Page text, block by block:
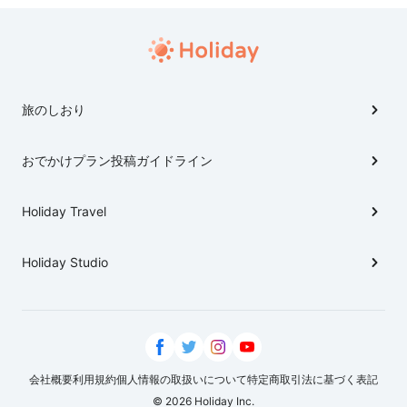
旅のしおり
おでかけプラン投稿ガイドライン
Holiday Travel
Holiday Studio
会社概要利用規約個人情報の取扱いについて特定商取引法に基づく表記
© 2026 Holiday Inc.